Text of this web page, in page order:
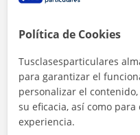
1ª clase gratis
Política de Cookies
Tusclasesparticulares
para garantizar el
personalizar el
su eficacia, así como
experiencia.